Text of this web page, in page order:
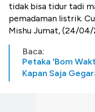
tidak bisa tidur tadi
pemadaman listrik.
Mishu Jumat, (24/04/
Baca:
Petaka 'Bom
Kapan Saja